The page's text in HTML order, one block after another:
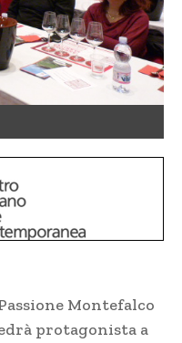
Montefalco
protagonista a